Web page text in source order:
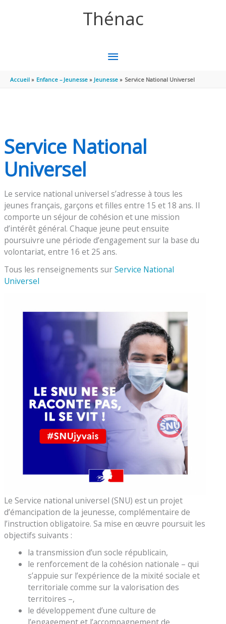
Thénac
MENU
PRINCIPAL
Accueil Enfance – Jeunesse Jeunesse Service National Universel
Service National
Universel
Le service national universel s’adresse à tous les
jeunes français, garçons et filles entre 15 et 18 ans. Il
comporte un séjour de cohésion et une mission
d’intérêt général. Chaque jeune peut ensuite
poursuivre une période d’engagement sur la base du
volontariat, entre 16 et 25 ans.
Tous les renseignements surService National
Universel
Le Service national universel (SNU) est un projet
d’émancipation de la jeunesse, complémentaire de
l’instruction obligatoire. Sa mise en œuvre poursuit les
objectifs suivants :
la transmission d’un socle républicain,
le renforcement de la cohésion nationale – qui
s’appuie sur l’expérience de la mixité sociale et
territoriale comme sur la valorisation des
territoires –,
le développement d’une culture de